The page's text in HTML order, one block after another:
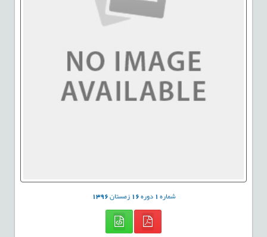
شماره1دوره16زمستان1396